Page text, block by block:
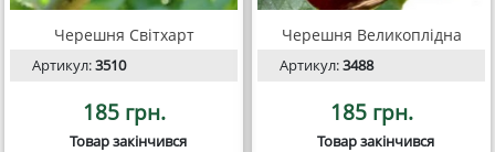
Черешня Світхарт
Артикул:3510
185 грн.
Товар закінчився
Черешня Великоплідна
Артикул:3488
185 грн.
Товар закінчився